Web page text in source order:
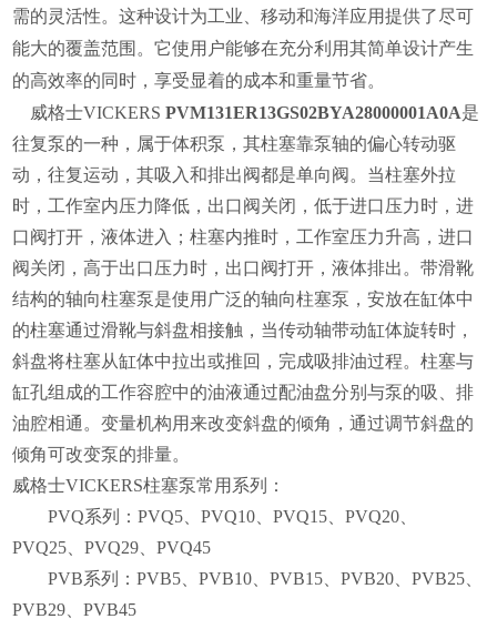
需的灵活性。这种设计为工业、移动和海洋应用提供了尽可
能大的覆盖范围。它使用户能够在充分利用其简单设计产生
的高效率的同时，享受显着的成本和重量节省。
威格士VICKERSPVM131ER13GS02BYA28000001A0A是
往复泵的一种，属于体积泵，其柱塞靠泵轴的偏心转动驱
动，往复运动，其吸入和排出阀都是单向阀。当柱塞外拉
时，工作室内压力降低，出口阀关闭，低于进口压力时，进
口阀打开，液体进入；柱塞内推时，工作室压力升高，进口
阀关闭，高于出口压力时，出口阀打开，液体排出。带滑靴
结构的轴向柱塞泵是使用广泛的轴向柱塞泵，安放在缸体中
的柱塞通过滑靴与斜盘相接触，当传动轴带动缸体旋转时，
斜盘将柱塞从缸体中拉出或推回，完成吸排油过程。柱塞与
缸孔组成的工作容腔中的油液通过配油盘分别与泵的吸、排
油腔相通。变量机构用来改变斜盘的倾角，通过调节斜盘的
倾角可改变泵的排量。
威格士VICKERS柱塞泵常用系列：
PVQ系列：PVQ5、PVQ10、PVQ15、PVQ20、
PVQ25、PVQ29、PVQ45
PVB系列：PVB5、PVB10、PVB15、PVB20、PVB25、
PVB29、PVB45